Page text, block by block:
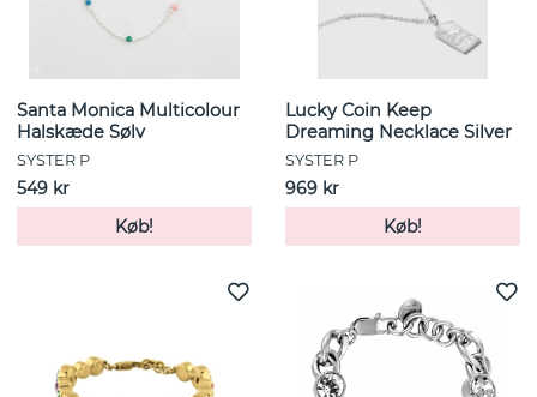
Santa Monica Multicolour
Halskæde Sølv
SYSTER P
549 kr
Køb!
Lucky Coin Keep
Dreaming Necklace Silver
SYSTER P
969 kr
Køb!